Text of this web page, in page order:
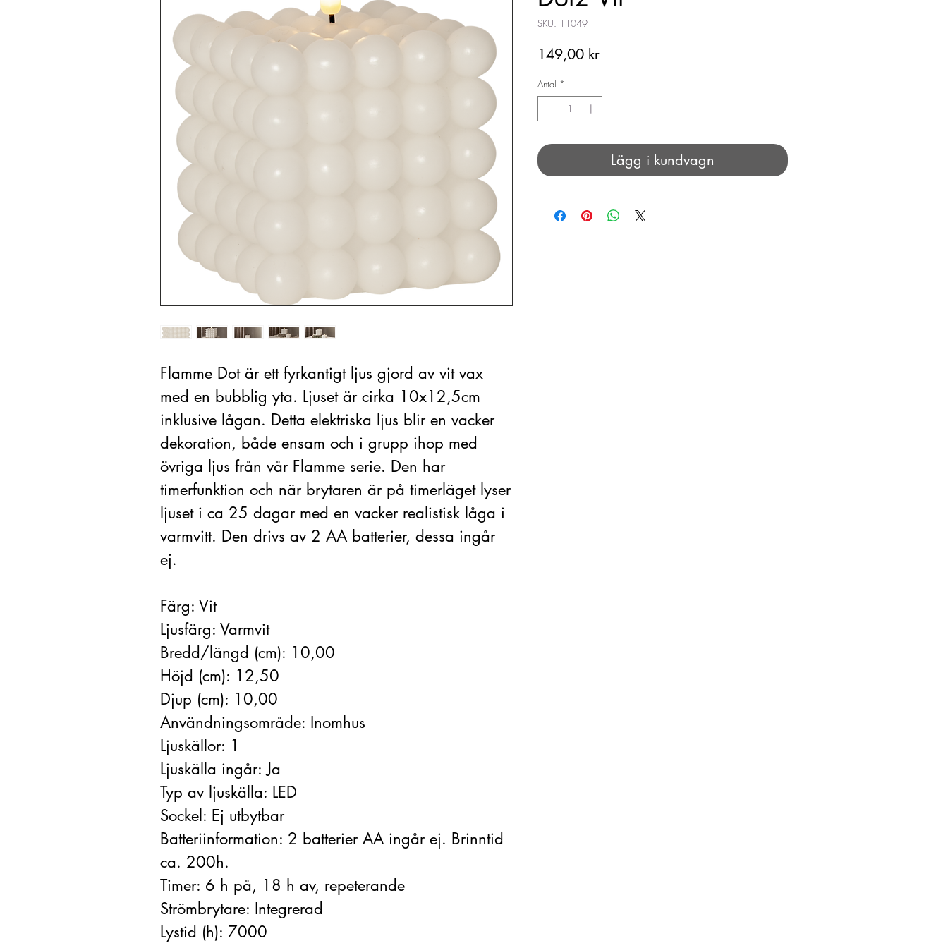
Flamme Dot är ett fyrkantigt ljus gjord av vit vax
med en bubblig yta. Ljuset är cirka 10x12,5cm
inklusive lågan. Detta elektriska ljus blir en vacker
dekoration, både ensam och i grupp ihop med
övriga ljus från vår Flamme serie. Den har
timerfunktion och när brytaren är på timerläget lyser
ljuset i ca 25 dagar med en vacker realistisk låga i
varmvitt. Den drivs av 2 AA batterier, dessa ingår
ej.
Färg: Vit
Ljusfärg: Varmvit
Bredd/längd (cm): 10,00
Höjd (cm): 12,50
Djup (cm): 10,00
Användningsområde: Inomhus
Ljuskällor: 1
Ljuskälla ingår: Ja
Typ av ljuskälla: LED
Sockel: Ej utbytbar
Batteriinformation: 2 batterier AA ingår ej. Brinntid
ca. 200h.
Timer: 6 h på, 18 h av, repeterande
Strömbrytare: Integrerad
Lystid (h): 7000
SKU: 11049
149,00 krPris
Antal *
Lägg i kundvagn